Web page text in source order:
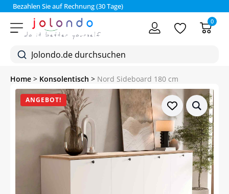
Bezahlen Sie auf Rechnung (30 Tage)
0
Home > Konsolentisch > Nord Sideboard 180 cm
ANGEBOT!